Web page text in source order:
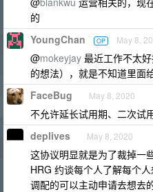
的
YoungChan OP May 8,
@mokeyjay 最近工作不太
的想法），就是不知道里面
FaceBug May 8, 2020
不允许延长试用期、二次试
deplives May 8, 2020
这协议明显就是为了裁掉一
HRG 约谈每个人了解每个
调配的可以主动申请去想去